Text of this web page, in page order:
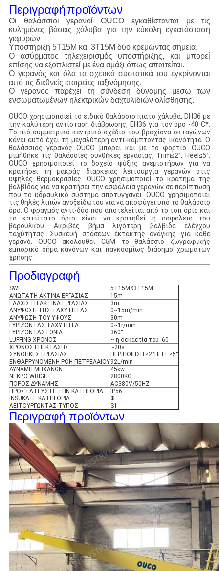
Περιγραφήπροϊόντων
Οι θαλάσσιοι γερανοί OUCO εγκαθίστανται με τις
κυλημένες βάσεις χάλυβα για την εύκολη εγκατάσταση
γεφυρών
Υποστήριξη 5T15M και 3T15M δύο κρεμώντας σημεία.
Ο ασύρματος τηλεχειρισμός υποστήριξης, και μπορεί
επίσης να εξοπλιστεί με ένα αμάξι όπως απαιτείται.
Ο γερανός και όλα τα σχετικά συστατικά του εγκρίνονται
από τις διεθνείς εταιρείες ταξινόμησης.
Ο γερανός παρέχει τη σύνδεση δύναμης μέσω των
ενσωματωμένων ηλεκτρικών δαχτυλιδιών ολίσθησης.
OUCO χρησιμοποιεί το ειδικό θαλάσσιο πιάτο χάλυβα, DH36 με
την καλύτερη αντίσταση διάβρωσης, EH36 για τον όρο -40 C*.
Το πιό συμμετρικό κεντρικό σχέδιο του βραχίονα οκταγώνων
κάνει αυτό έχει τη μεγαλύτερη αντι-κάμπτοντας ικανότητα. Ο
θαλάσσιος γερανός OUCO μπορεί και με το φορτίο. OUCO
μιμήθηκε τις θαλάσσιες συνθήκες εργασίας, Trim≤2°, Heel≤5°.
OUCO χρησιμοποιεί το δοχείο ψύξης ανεμιστήρων για να
κρατήσει τη μακράς διαρκείας λειτουργία γερανών στις
υψηλές θερμοκρασίες. OUCO χρησιμοποιεί το κράτημα της
βαλβίδας για να κρατήσει την ασφάλεια γερανών σε περίπτωση
που το υδραυλικό σύστημα αποτυγχάνει. OUCO χρησιμοποιεί
τις θηλές λιπών ανοξείδωτου για να αποφύγει υπό το θαλάσσιο
όρο. Ο φραγμός αντι-δύο που αποτελείται από το τοπ όριο και
το κατώτατο όριο είναι να κρατηθεί η ασφάλεια του
βαρούλκου. Ακριβές βήμα λιγότερη βαλβίδα ελέγχου
ταχύτητας. Συσκευή στάσεων έκτακτης ανάγκης για κάθε
γερανό. OUCO ακολουθεί C5M το θαλάσσιο ζωγραφικής
εμπορικό σήμα κανόνων και παγκοσμίως διάσημο χρωμάτων
χρήσης.
Προδιαγραφή
SWL
5T15M&3T15M
ΑΝΩΤΑΤΗ ΑΚΤΙΝΑ ΕΡΓΑΣΙΑΣ
15m
ΕΛΑΧΙΣΤΗ ΑΚΤΙΝΑ ΕΡΓΑΣΙΑΣ
3m
ΑΝΥΨΩΣΗ ΤΗΣ ΤΑΧΥΤΗΤΑΣ
0~15m/min
ΑΝΥΨΩΣΗ ΤΟΥ ΥΨΟΥΣ
30m
ΓΥΡΙΖΟΝΤΑΣ ΤΑΧΥΤΗΤΑ
0~1r/min
ΓΥΡΙΖΟΝΤΑΣ ΓΩΝΙΑ
360°
LUFFING ΧΡΟΝΟΣ
~ η δεκαετία του '60
ΧΡΟΝΟΣ ΕΠΕΚΤΑΣΗΣ
~20s
ΣΥΝΘΗΚΕΣ ΕΡΓΑΣΙΑΣ
ΠΕΡΙΠΟΙΗΣΗ ≤2°HEEL ≤5°
ΕΝΘΑΡΡΥΝΟΜΕΝΗ ΡΟΗ ΠΕΤΡΕΛΑΙΟΥ92L/min
ΔΥΝΑΜΗ ΜΗΧΑΝΩΝ
45kw
ΝΕΚΡΟ WRIGHT
2800KG
ΠΟΡΟΣ ΔΥΝΑΜΗΣ
AC380V/50HZ
ΠΡΟΣΤΑΤΕΥΣΤΕ ΤΗΝ ΚΑΤΗΓΟΡΙΑ
IP56
INSUKATE ΚΑΤΗΓΟΡΙΑ
Φ
ΛΕΙΤΟΥΡΓΩΝΤΑΣ ΤΥΠΟΣ
S1
Περιγραφή προϊόντων